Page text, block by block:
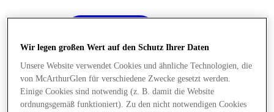
Wir legen großen Wert auf den Schutz Ihrer Daten
Unsere Website verwendet Cookies und ähnliche Technologien, die
von McArthurGlen für verschiedene Zwecke gesetzt werden.
Einige Cookies sind notwendig (z. B. damit die Website
ordnungsgemäß funktioniert). Zu den nicht notwendigen Cookies